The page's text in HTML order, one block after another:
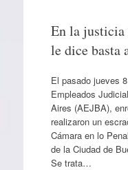
En la justicia
le dice basta
El pasado jueves
Empleados
Aires (AEJBA),
realizaron un
Cámara en lo
de la Ciudad de
Se trata…